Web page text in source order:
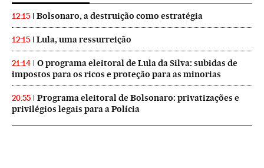
12:15 Bolsonaro, a destruição como estratégia
12:15 Lula, uma ressurreição
21:14
O programa eleitoral de Lula da Silva: subidas de
impostos para os ricos e proteção para as minorias
20:55
Programa eleitoral de Bolsonaro: privatizações e
privilégios legais para a Polícia